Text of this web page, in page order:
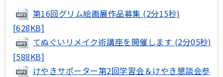
第16回グリム絵画展作品募集 (2分15秒)
[628KB]
てぬぐいリメイク術講座を開催します (2分05秒)
[588KB]
けやきサポーター第2回学習会＆けやき懇談会参